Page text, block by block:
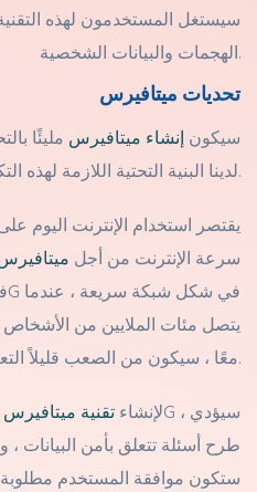
سيستغل المستخدمون لهذه
الهجمات والبيانات الشخصية.
تحديات ميتافيرس
سيكون إنشاء ميتافيرس مليئًا
لدينا البنية التحتية اللازمة لهذه التكنولوجيا.
يقتصر استخدام الإنترنت اليوم
سرعة الإنترنت من أجل
يتصل مئات الملايين من الأشخاص
معًا ، سيكون من الصعب قليلاً التعامل مع كل شيء.
لإنشاء تقنية ميتافيرس
طرح أسئلة تتعلق بأمن البيانات ،
ستكون موافقة المستخدم مطلوبة